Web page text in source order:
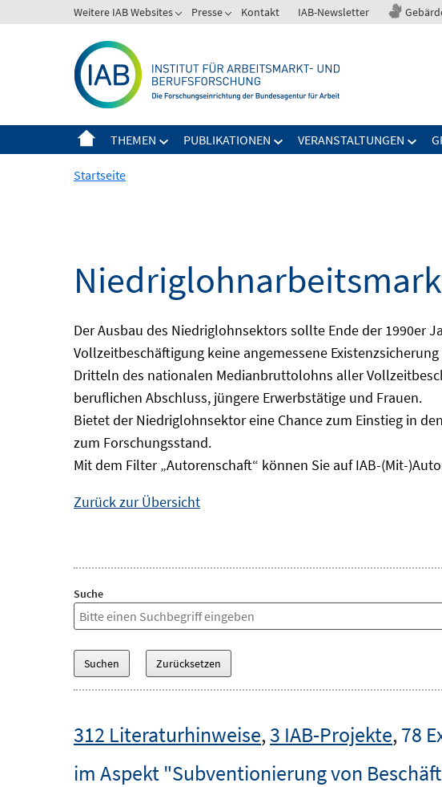
zum
Weitere IAB Websites Presse Kontakt IAB-Newsletter
THEMEN PUBLIKATIONEN VERANSTALTUNGEN
Startseite
Der Ausbau des Niedriglohnsektors sollte Ende der 1990er
Vollzeitbeschäftigung keine angemessene
Dritteln des nationalen Medianbruttolohns aller
beruflichen Abschluss, jüngere Erwerbstätige und Frauen.
Bietet der Niedriglohnsektor eine Chance zum Einstieg in
zum Forschungsstand.
Mit dem Filter „Autorenschaft“ können Sie auf IAB-(Mit-
Zurück zur Übersicht
Suche
312 Literaturhinweise,3 IAB-Projekte,78
im Aspekt "Subventionierung von